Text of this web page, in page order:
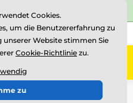
auf
+43 676 361 37 22
0
II. Qualität
Cookies.
um die Benutzererfahrung zu
Website stimmen Sie
Cookie-Richtlinie zu.
zu